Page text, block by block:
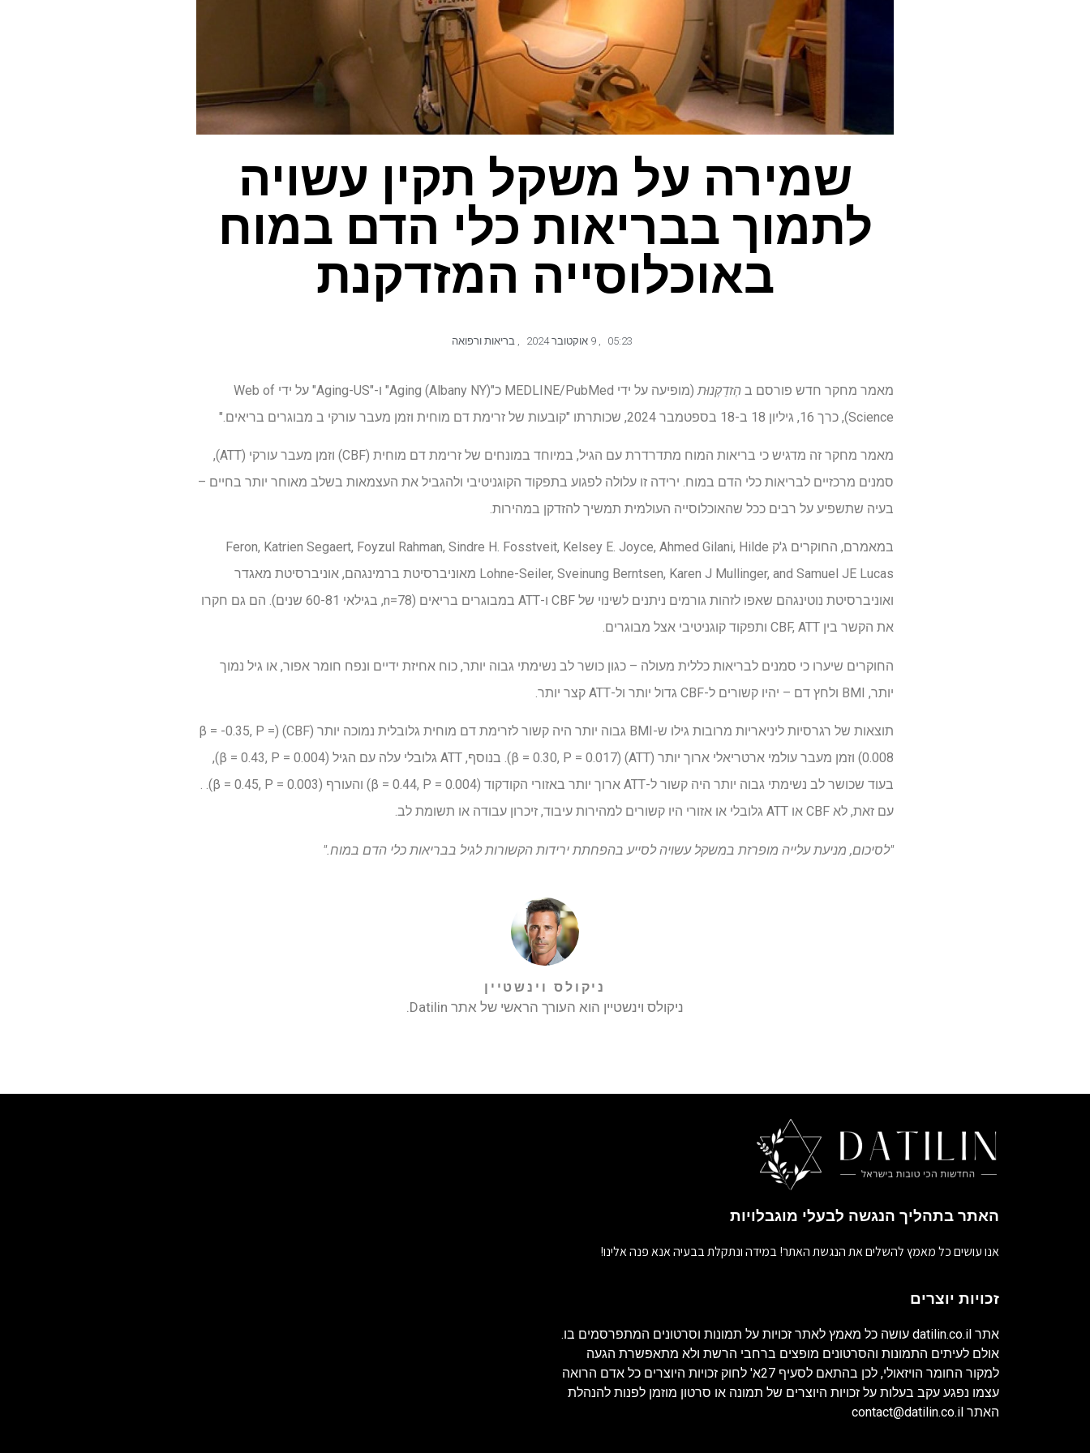
שמירה על משקל תקין עשויה
לתמוך בבריאות כלי הדם במוח
באוכלוסייה המזדקנת
05:23
, 9 אוקטובר 2024 , בריאות ורפואה
מאמר מחקר חדש פורסם ב הְזדַקְנוּת
(מופיעה על ידי MEDLINE/PubMed כ"Aging (Albany NY)" ו-"Aging-US" על ידי Web of
Science), כרך 16, גיליון 18 ב-18 בספטמבר 2024, שכותרתו "קובעות של זרימת דם מוחית וזמן מעבר עורקי ב מבוגרים בריאים."
מאמר מחקר זה מדגיש כי בריאות המוח מתדרדרת עם הגיל, במיוחד במונחים של זרימת דם מוחית (CBF) וזמן מעבר עורקי (ATT),
סמנים מרכזיים לבריאות כלי הדם במוח. ירידה זו עלולה לפגוע בתפקוד הקוגניטיבי ולהגביל את העצמאות בשלב מאוחר יותר בחיים –
בעיה שתשפיע על רבים ככל שהאוכלוסייה העולמית תמשיך להזדקן במהירות.
במאמרם, החוקרים ג'ק Feron, Katrien Segaert, Foyzul Rahman, Sindre H. Fosstveit, Kelsey E. Joyce, Ahmed Gilani, Hilde
Lohne-Seiler, Sveinung Berntsen, Karen J Mullinger, and Samuel JE Lucas מאוניברסיטת ברמינגהם, אוניברסיטת מאגדר
ואוניברסיטת נוטינגהם שאפו לזהות גורמים ניתנים לשינוי של CBF ו-ATT במבוגרים בריאים (n=78, בגילאי 60-81 שנים). הם גם חקרו
את הקשר בין CBF, ATT ותפקוד קוגניטיבי אצל מבוגרים.
החוקרים שיערו כי סמנים לבריאות כללית מעולה – כגון כושר לב נשימתי גבוה יותר, כוח אחיזת ידיים ונפח חומר אפור, או גיל נמוך
יותר, BMI ולחץ דם – יהיו קשורים ל-CBF גדול יותר ול-ATT קצר יותר.
תוצאות של רגרסיות ליניאריות מרובות גילו ש-BMI גבוה יותר היה קשור לזרימת דם מוחית גלובלית נמוכה יותר (CBF) (β = -0.35, P =
0.008) וזמן מעבר עולמי ארטריאלי ארוך יותר (ATT) (β = 0.30, P = 0.017). בנוסף, ATT גלובלי עלה עם הגיל (β = 0.43, P = 0.004),
בעוד שכושר לב נשימתי גבוה יותר היה קשור ל-ATT ארוך יותר באזורי הקודקוד (β = 0.44, P = 0.004) והעורף (β = 0.45, P = 0.003). .
עם זאת, לא CBF או ATT גלובלי או אזורי היו קשורים למהירות עיבוד, זיכרון עבודה או תשומת לב.
"לסיכום, מניעת עלייה מופרזת במשקל עשויה לסייע בהפחתת ירידות הקשורות לגיל בבריאות כלי הדם במוח."
ניקולס וינשטיין
ניקולס וינשטיין הוא העורך הראשי של אתר Datilin.
האתר בתהליך הנגשה לבעלי מוגבלויות
אנו עושים כל מאמץ להשלים את הנגשת האתר! במידה ונתקלת בבעיה אנא פנה אלינו!
זכויות יוצרים
אתר datilin.co.il עושה כל מאמץ לאתר זכויות על תמונות וסרטונים המתפרסמים בו.
אולם לעיתים התמונות והסרטונים מופצים ברחבי הרשת ולא מתאפשרת הגעה
למקור החומר הויזאולי, לכן בהתאם לסעיף 27א' לחוק זכויות היוצרים כל אדם הרואה
עצמו נפגע עקב בעלות על זכויות היוצרים של תמונה או סרטון מוזמן לפנות להנהלת
האתר contact@datilin.co.il